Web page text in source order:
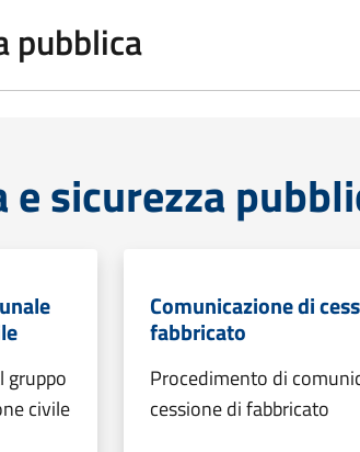
pubblica
sicurezza
gruppo
civile
Comunicazione di
fabbricato
Procedimento di
cessione di fabbricato